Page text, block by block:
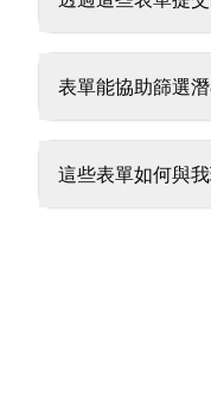
表單能協助篩選
這些表單如何與